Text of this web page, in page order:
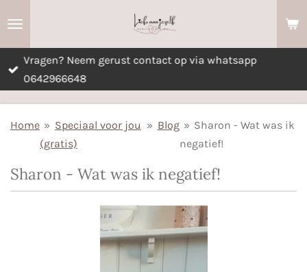
de
hoofdinhoud
Vragen? Neem gerust contact op via whatsapp
0642966648
Home » Speciaal voor jou
(gratis)
» Blog » Sharon - Wat was ik
negatief!
Sharon - Wat was ik negatief!